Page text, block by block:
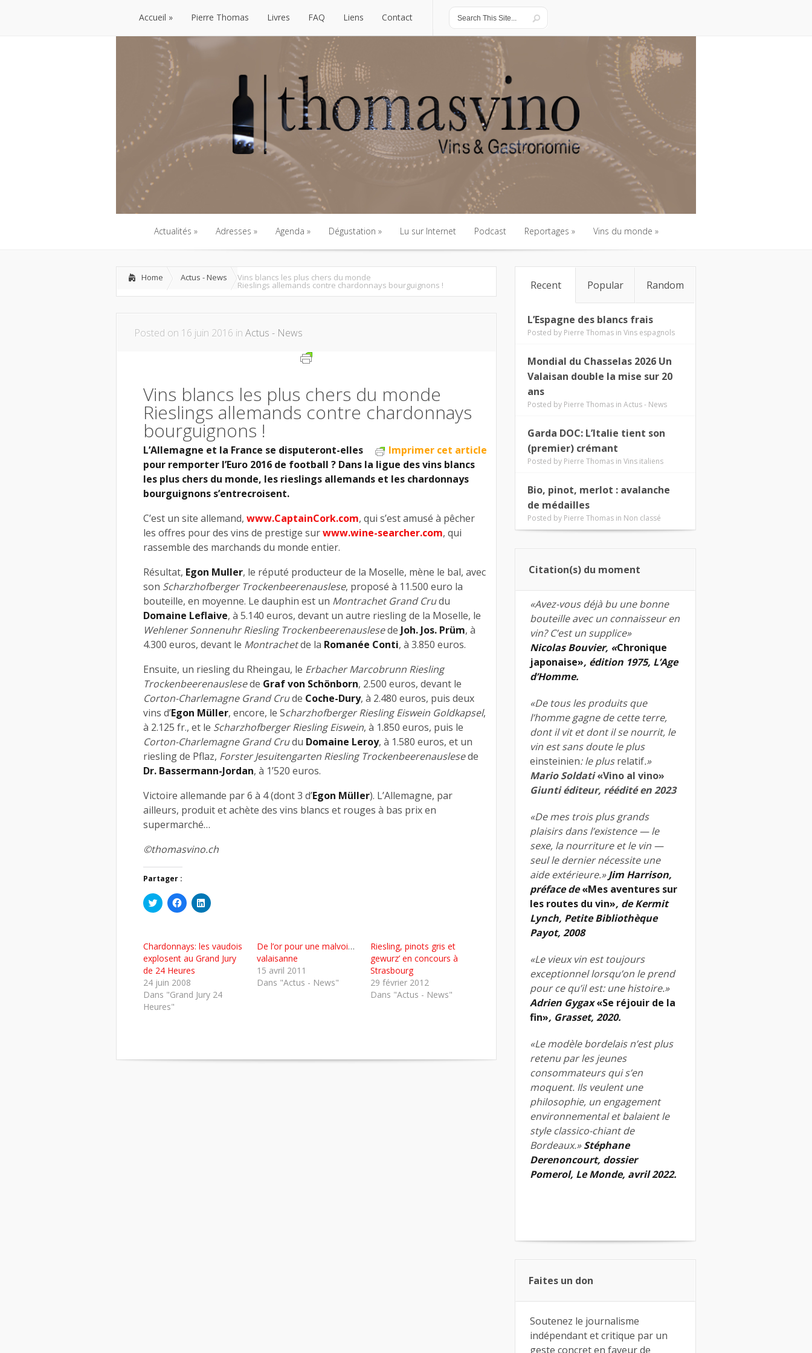
Accueil
Accueil
Pierre Thomas Livres FAQ Liens Contact
Actualités
Actualités
Adresses
Adresses
Agenda
Agenda
Dégustation
Dégustation
Lu sur Internet
Lu sur Internet
Podcast
Podcast
Reportages
Reportages
Vins du monde
Vins du monde
Home Actus - News Vins blancs les plus chers du monde
Rieslings allemands contre chardonnays bourguignons !
Posted on 16 juin 2016 in Actus - News
Vins blancs les plus chers du monde
Rieslings allemands contre chardonnays
bourguignons !
Imprimer cet article
L’Allemagne et la France se disputeront-elles
pour remporter l’Euro 2016 de football ? Dans la ligue des vins blancs
les plus chers du monde, les rieslings allemands et les chardonnays
bourguignons s’entrecroisent.
C’est un site allemand, www.CaptainCork.com, qui s’est amusé à pêcher
les offres pour des vins de prestige surwww.wine-searcher.com, qui
rassemble des marchands du monde entier.
Résultat, Egon Muller, le réputé producteur de la Moselle, mène le bal, avec
son Scharzhofberger Trockenbeerenauslese, proposé à 11.500 euro la
bouteille, en moyenne. Le dauphin est un Montrachet Grand Crudu
Domaine Leflaive, à 5.140 euros, devant un autre riesling de la Moselle, le
Wehlener Sonnenuhr Riesling Trockenbeerenauslesede Joh. Jos. Prüm, à
4.300 euros, devant le Montrachetde la Romanée Conti, à 3.850 euros.
Ensuite, un riesling du Rheingau, le Erbacher Marcobrunn Riesling
Trockenbeerenauslesede Graf von Schönborn, 2.500 euros, devant le
Corton-Charlemagne Grand Crude Coche-Dury, à 2.480 euros, puis deux
vins d’Egon Müller, encore, le Scharzhofberger Riesling Eiswein Goldkapsel,
à 2.125 fr., et le Scharzhofberger Riesling Eiswein, à 1.850 euros, puis le
Corton-Charlemagne Grand Crudu Domaine Leroy, à 1.580 euros, et un
riesling de Pflaz, Forster Jesuitengarten Riesling Trockenbeerenauslesede
Dr. Bassermann-Jordan, à 1’520 euros.
Victoire allemande par 6 à 4 (dont 3 d’Egon Müller). L’Allemagne, par
ailleurs, produit et achète des vins blancs et rouges à bas prix en
supermarché…
©thomasvino.ch
Partager :
Cliquez
pour
dans
une
nouvelle
fenêtre)
Cliquez
pour
dans
une
nouvelle
fenêtre)
Cliquez
pour
une
nouvelle
fenêtre)
Chardonnays: les vaudois
explosent au Grand Jury
de 24 Heures
24 juin 2008
Dans "Grand Jury 24
Heures"
De l’or pour une malvoisie
valaisanne
15 avril 2011
Dans "Actus - News"
Riesling, pinots gris et
gewurz’ en concours à
Strasbourg
29 février 2012
Dans "Actus - News"
Recent Popular Random
L’Espagne des blancs frais
Posted by Pierre Thomas in Vins espagnols
Mondial du Chasselas 2026 Un
Valaisan double la mise sur 20
ans
Posted by Pierre Thomas in Actus - News
Garda DOC: L’Italie tient son
(premier) crémant
Posted by Pierre Thomas in Vins italiens
Bio, pinot, merlot : avalanche
de médailles
Posted by Pierre Thomas in Non classé
Citation(s) du moment
«Avez-vous déjà bu une bonne
bouteille avec un connaisseur en
vin? C’est un supplice»
Nicolas Bouvier, «Chronique
japonaise», édition 1975, L’Age
d’Homme.
«De tous les produits que
l’homme gagne de cette terre,
dont il vit et dont il se nourrit, le
vin est sans doute le plus
einsteinien: le plusrelatif.»
Mario Soldati«Vino al vino»
Giunti éditeur, réédité en 2023
«De mes trois plus grands
plaisirs dans l’existence — le
sexe, la nourriture et le vin —
seul le dernier nécessite une
aide extérieure.»Jim Harrison,
préface de«Mes aventures sur
les routes du vin», de Kermit
Lynch, Petite Bibliothèque
Payot, 2008
«Le vieux vin est toujours
exceptionnel lorsqu’on le prend
pour ce qu’il est: une histoire.»
Adrien Gygax«Se réjouir de la
fin», Grasset, 2020.
«Le modèle bordelais n’est plus
retenu par les jeunes
consommateurs qui s’en
moquent. Ils veulent une
philosophie, un engagement
environnemental et balaient le
style classico-chiant de
Bordeaux.»Stéphane
Derenoncourt, dossier
Pomerol, Le Monde, avril 2022.
Faites un don
Soutenez le journalisme
indépendant et critique par un
geste concret en faveur de